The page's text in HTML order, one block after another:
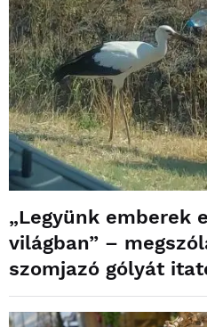
„Legyünk emberek
világban” –
szomjazó gólyát